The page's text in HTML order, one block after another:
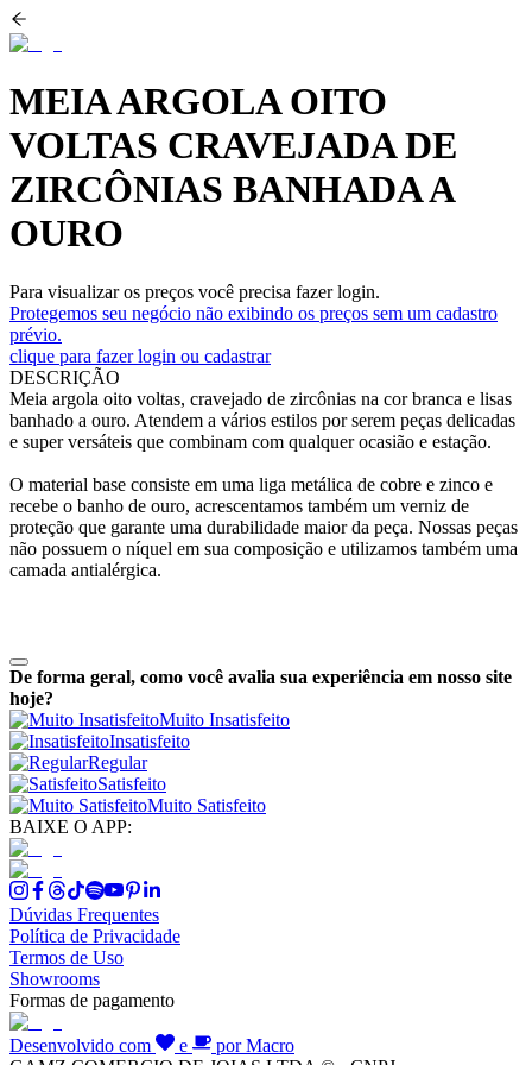
MEIA ARGOLA OITO
VOLTAS CRAVEJADA DE
ZIRCÔNIAS BANHADA A
OURO
Para visualizar os preços você precisa fazer login.
Protegemos seu negócio não exibindo os preços sem um cadastro
prévio.
clique para fazer login ou cadastrar
DESCRIÇÃO
Meia argola oito voltas, cravejado de zircônias na cor branca e lisas
banhado a ouro. Atendem a vários estilos por serem peças delicadas
e super versáteis que combinam com qualquer ocasião e estação.
O material base consiste em uma liga metálica de cobre e zinco e
recebe o banho de ouro, acrescentamos também um verniz de
proteção que garante uma durabilidade maior da peça. Nossas peças
não possuem o níquel em sua composição e utilizamos também uma
camada antialérgica.
De forma geral, como você avalia sua experiência em nosso site
hoje?
Muito Insatisfeito
Insatisfeito
Regular
Satisfeito
Muito Satisfeito
BAIXE O APP:
Dúvidas Frequentes
Política de Privacidade
Termos de Uso
Showrooms
Formas de pagamento
Desenvolvido com e
por Macro